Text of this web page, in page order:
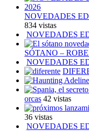
NOVEDADES
834 vistas
NOVEDADES
SÓTANO –
NOVEDADES
orcas 42 vistas
36 vistas
NOVEDADES